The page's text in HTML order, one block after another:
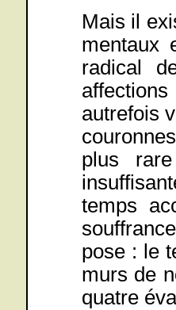
Mais il
mentaux
radical
autrefois
plus
temps
pose : le
murs de
quatre